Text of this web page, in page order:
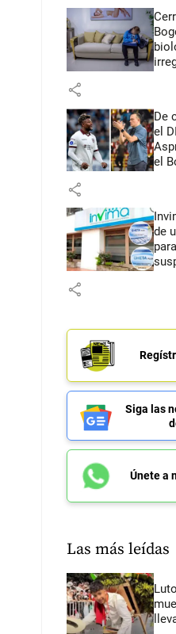
share
De
el
el
share
de
share
Siga las
Únete a
Las más leídas